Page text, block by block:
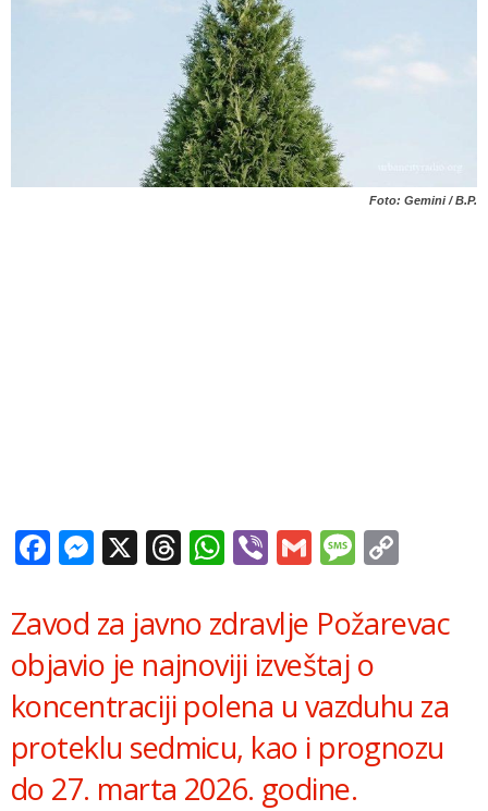
Foto: Gemini / B.P.
Facebook
Messenger
X Threads
WhatsApp
ViberGmail
Zavod za javno zdravlje Požarevac
objavio je najnoviji izveštaj o
koncentraciji polena u vazduhu za
proteklu sedmicu, kao i prognozu
do 27. marta 2026. godine.